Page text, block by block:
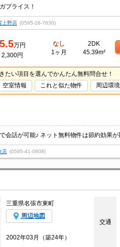
プライス！
上野店 (0595-26-7630)
5.5万円
2,300円
なし
1ヶ月
2DK
45.39m²
たい項目を選んでかんたん無料問合せ！
空室情報 これと似た物件 周辺環境
店 (0595-41-0808)
三重県名張市東町
周辺地図
交通
2002年03月（築24年）